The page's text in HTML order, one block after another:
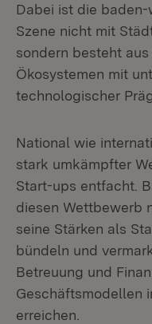
Dabei ist die
Szene nicht mit
sondern besteht
Ökosystemen mit
technologischer
National wie
stark umkämpfter
Start-ups entfacht.
diesen Wettbewerb
seine Stärken als
bündeln und
Betreuung und
Geschäftsmodellen
erreichen.